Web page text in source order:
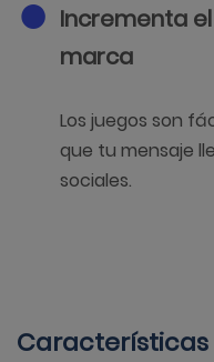
Incrementa
marca
Los juegos son
que tu mensaje
sociales.